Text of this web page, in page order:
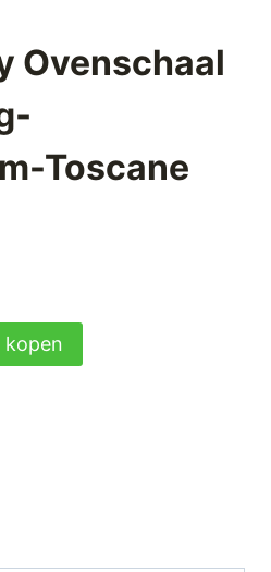
Ovenschaal
Toscane
kopen